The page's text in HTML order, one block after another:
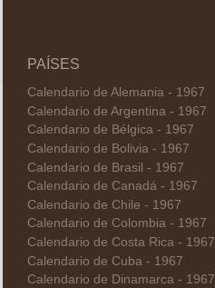
PAÍSES
Calendario de Alemania - 1967
Calendario de Argentina - 1967
Calendario de Bélgica - 1967
Calendario de Bolivia - 1967
Calendario de Brasil - 1967
Calendario de Canadá - 1967
Calendario de Chile - 1967
Calendario de Colombia - 1967
Calendario de Costa Rica - 1967
Calendario de Cuba - 1967
Calendario de Dinamarca - 1967